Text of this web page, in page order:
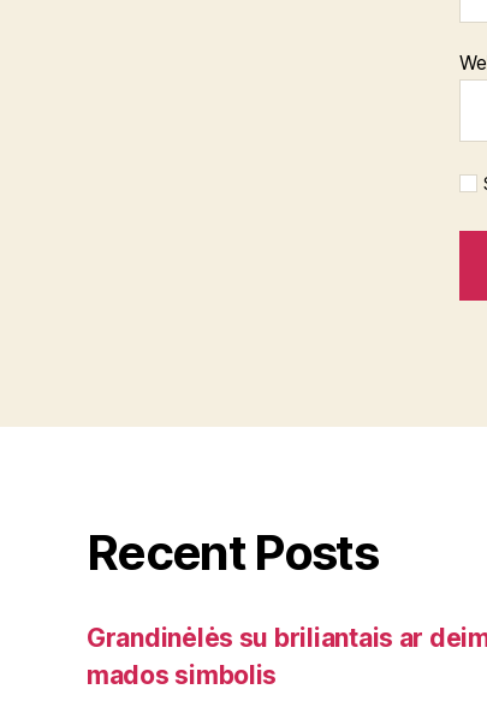
Recent Posts
Grandinėlės su briliantais ar
mados simbolis